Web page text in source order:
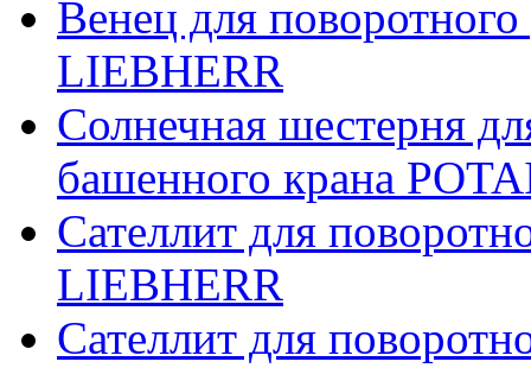
Венец для
LIEBHERR
Солнечная шестерня
башенного крана
Сателлит для
LIEBHERR
Сателлит для